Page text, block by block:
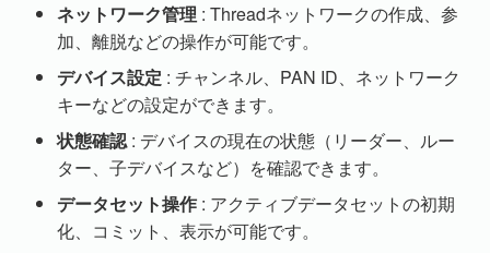
ネットワーク管理 : Threadネットワークの作成、参
加、離脱などの操作が可能です。
デバイス設定 : チャンネル、PAN ID、ネットワーク
キーなどの設定ができます。
状態確認: デバイスの現在の状態（リーダー、ルー
ター、子デバイスなど）を確認できます。
データセット操作 : アクティブデータセットの初期
化、コミット、表示が可能です。